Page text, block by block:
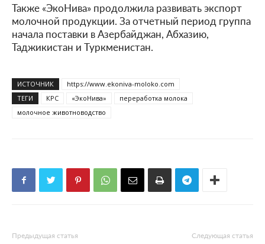
Также «ЭкоНива» продолжила развивать экспорт
молочной продукции. За отчетный период группа
начала поставки в Азербайджан, Абхазию,
Таджикистан и Туркменистан.
ИСТОЧНИК
https://www.ekoniva-moloko.com
ТЕГИ
КРС «ЭкоНива»
переработка молока
молочное животноводство
Предыдущая статья Следующая статья